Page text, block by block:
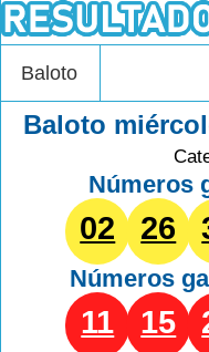
Baloto
Baloto
Números
02 26
Números
11 15